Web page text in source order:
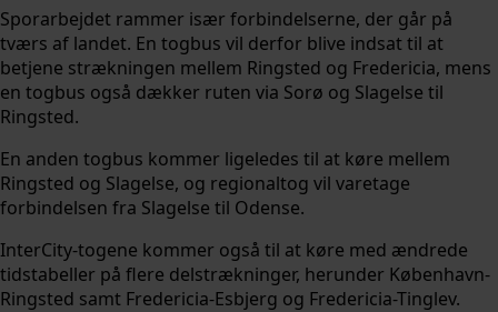
Sporarbejdet rammer især forbindelserne, der går på
tværs af landet. En togbus vil derfor blive indsat til at
betjene strækningen mellem Ringsted og Fredericia, mens
en togbus også dækker ruten via Sorø og Slagelse til
Ringsted.
En anden togbus kommer ligeledes til at køre mellem
Ringsted og Slagelse, og regionaltog vil varetage
forbindelsen fra Slagelse til Odense.
InterCity-togene kommer også til at køre med ændrede
tidstabeller på flere delstrækninger, herunder København-
Ringsted samt Fredericia-Esbjerg og Fredericia-Tinglev.